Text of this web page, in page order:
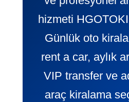
hizmeti
Günlük oto
rent a car, aylık
VIP transfer ve
araç kiralama